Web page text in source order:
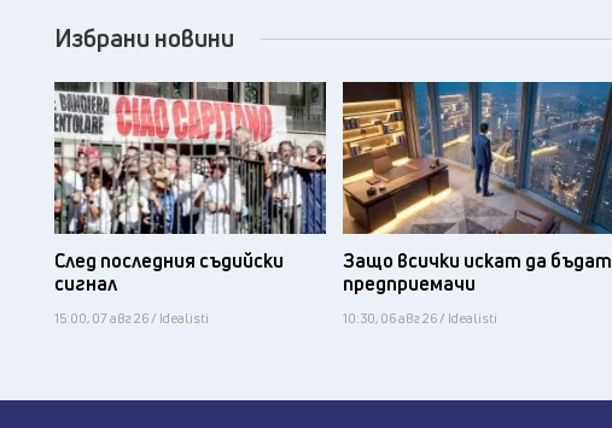
Избрани новини
След последния съдийски
сигнал
15:00, 07 авг 26 / Idealisti
Защо всички искат да бъдат
предприемачи
10:30, 06 авг 26 / Idealisti